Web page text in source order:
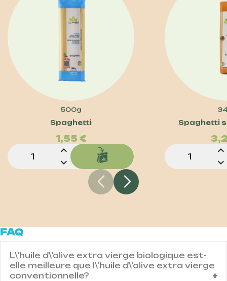
500g
Spaghetti
Prezzo
1,55 €
expand_less
expand_more
Spaghetti
expand_less
expand_more
FAQ
L\'huile d\'olive extra vierge biologique est-
elle meilleure que l\'huile d\'olive extra vierge
conventionnelle?